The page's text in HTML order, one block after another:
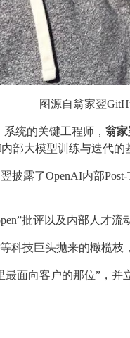
图源自翁家翌
统的关键工程师， 翁家
部大模型训练与迭代
披露了OpenAI内部
批评以及内部人才流
科技巨头抛来的橄榄枝
面向客户的那位”，并